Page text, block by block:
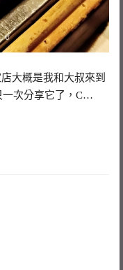
大概是我和大叔來到
一次分享它了，C…